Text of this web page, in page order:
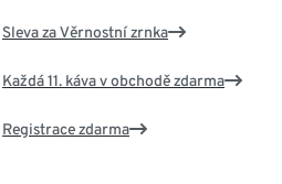
Sleva za Věrnostní zrnka
Každá 11. káva v obchodě zdarma
Registrace zdarma